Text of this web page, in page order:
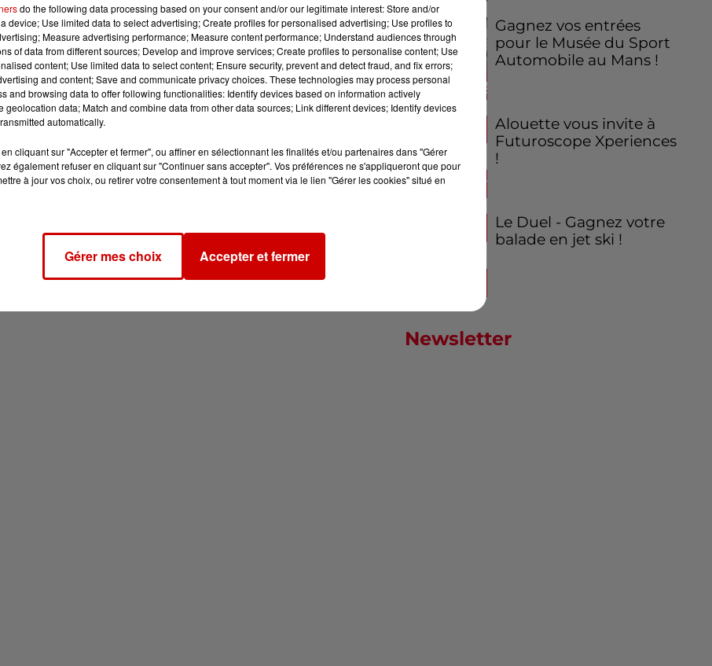
Gagnez vos entrées
pour le Musée du Sport
Automobile au Mans !
Alouette vous invite à
Futuroscope Xperiences
!
Le Duel - Gagnez votre
balade en jet ski !
Newsletter
do the following data processing based on your consent and/or our legitimate interest: Store and/or
device; Use limited data to select advertising; Create profiles for personalised advertising; Use profiles to
Measure advertising performance; Measure content performance; Understand audiences through
of data from different sources; Develop and improve services; Create profiles to personalise content; Use
content; Use limited data to select content; Ensure security, prevent and detect fraud, and fix errors;
and content; Save and communicate privacy choices. These technologies may process personal
and browsing data to offer following functionalities: Identify devices based on information actively
geolocation data; Match and combine data from other data sources; Link different devices; Identify devices
automatically.
cliquant sur "Accepter et fermer", ou affiner en sélectionnant les finalités et/ou partenaires dans "Gérer
également refuser en cliquant sur "Continuer sans accepter". Vos préférences ne s'appliqueront que pour
à jour vos choix, ou retirer votre consentement à tout moment via le lien "Gérer les cookies" situé en
Gérer mes choix Accepter et fermer